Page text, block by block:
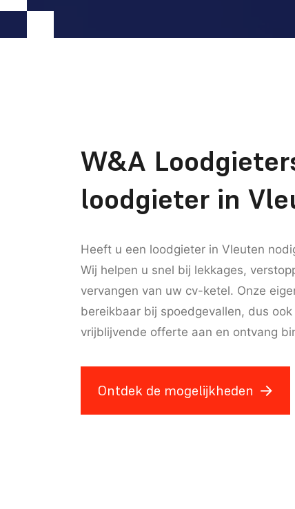
W&A
loodgieter in
Heeft u een loodgieter in Vleuten
Wij helpen u snel bij lekkages,
vervangen van uw cv-ketel. Onze
bereikbaar bij spoedgevallen, dus
vrijblijvende offerte aan en ontvang
Ontdek de mogelijkheden